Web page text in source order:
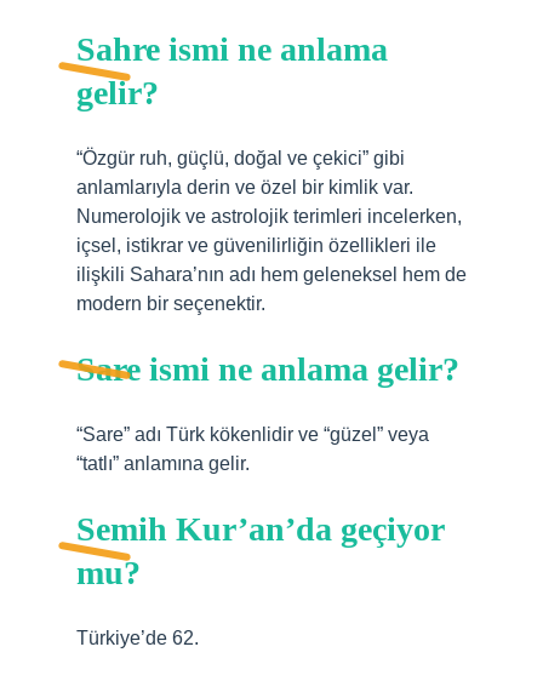
Sahre ismi ne anlama
gelir?
“Özgür ruh, güçlü, doğal ve çekici” gibi
anlamlarıyla derin ve özel bir kimlik var.
Numerolojik ve astrolojik terimleri incelerken,
içsel, istikrar ve güvenilirliğin özellikleri ile
ilişkili Sahara’nın adı hem geleneksel hem de
modern bir seçenektir.
Sare ismi ne anlama gelir?
“Sare” adı Türk kökenlidir ve “güzel” veya
“tatlı” anlamına gelir.
Semih Kur’an’da geçiyor
mu?
Türkiye’de 62.